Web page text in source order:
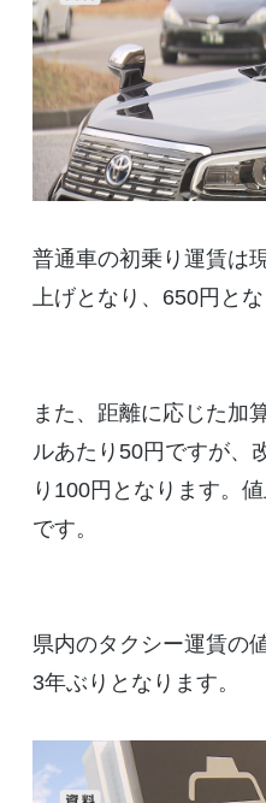
普通車の初乗り運賃は
上げとなり、650円とな
また、距離に応じた加
ルあたり50円ですが、
り100円となります。
です。
県内のタクシー運賃の
3年ぶりとなります。